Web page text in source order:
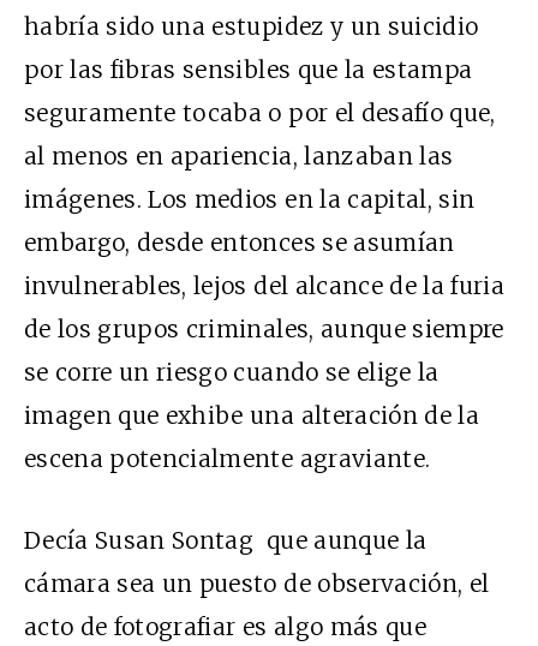
habría sido una estupidez y un suicidio
por las fibras sensibles que la estampa
seguramente tocaba o por el desafío que,
al menos en apariencia, lanzaban las
imágenes. Los medios en la capital, sin
embargo, desde entonces se asumían
invulnerables, lejos del alcance de la furia
de los grupos criminales, aunque siempre
se corre un riesgo cuando se elige la
imagen que exhibe una alteración de la
escena potencialmente agraviante.
Decía Susan Sontag que aunque la
cámara sea un puesto de observación, el
acto de fotografiar es algo más que